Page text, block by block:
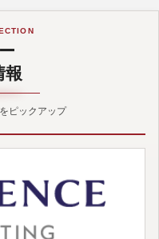
報
ピックアップ